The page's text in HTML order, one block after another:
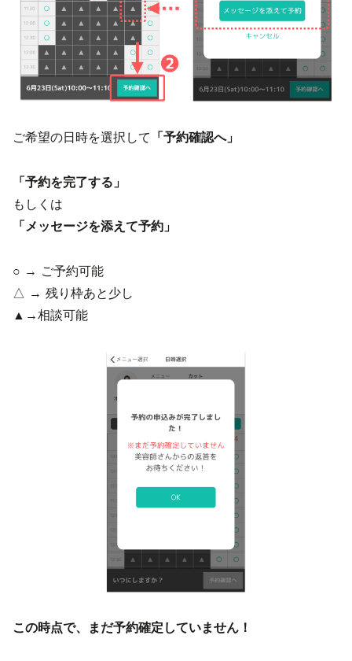
ご希望の日時を選択して 「予約確認へ」
「予約を完了する」
もしくは
「メッセージを添えて予約」
○ → ご予約可能
△ → 残り枠あと少し
▲→相談可能
この時点で、まだ予約確定していません！